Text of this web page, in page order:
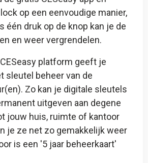
op een eenvoudige manier,
één druk op de knop kan je de
en weer vergrendelen.
platform geeft je
sleutel beheer van de
Zo kan je digitale sleutels
uitgeven aan degene
jouw huis, ruimte of kantoor
je ze net zo gemakkelijk weer
is een '5 jaar beheerkaart'